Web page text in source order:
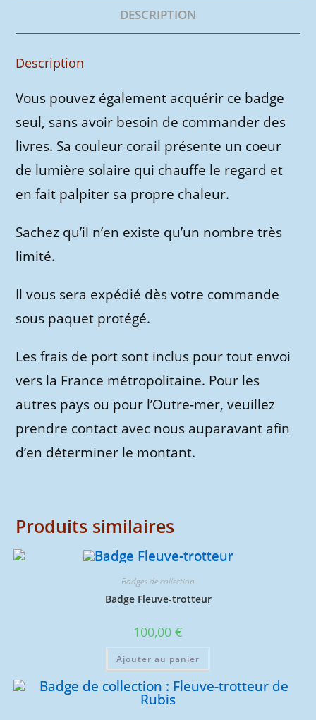
DESCRIPTION
Description
Vous pouvez également acquérir ce badge
seul, sans avoir besoin de commander des
livres. Sa couleur corail présente un coeur
de lumière solaire qui chauffe le regard et
en fait palpiter sa propre chaleur.
Sachez qu’il n’en existe qu’un nombre très
limité.
Il vous sera expédié dès votre commande
sous paquet protégé.
Les frais de port sont inclus pour tout envoi
vers la France métropolitaine. Pour les
autres pays ou pour l’Outre-mer, veuillez
prendre contact avec nous auparavant afin
d’en déterminer le montant.
Produits similaires
Badges de collection
Badge Fleuve-trotteur
100,00 €
Ajouter au panier